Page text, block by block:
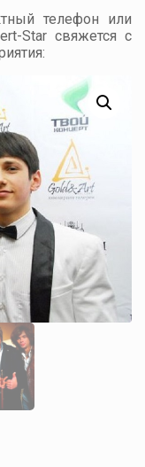
телефон или
Star свяжется с